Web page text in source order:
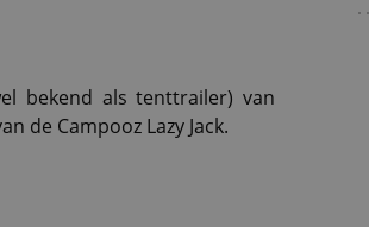
bekend als tenttrailer) van
de Campooz Lazy Jack.